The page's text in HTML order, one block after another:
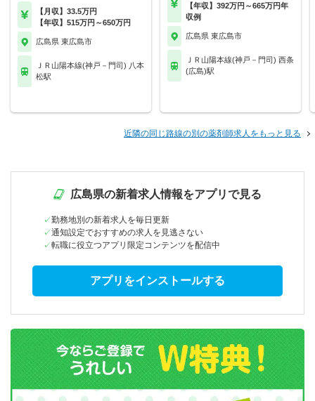
【月収】33.5万円
【年収】515万円～650万円
広島県 東広島市
ＪＲ山陽本線(神戸－門司) 八本
松駅
【年収】392万円～665万円年
収例
広島県 東広島市
ＪＲ山陽本線(神戸－門司) 西条
(広島)駅
近隣の同じ路線の別の薬剤師求人をもっと見る
広島県の新着求人情報をアプリで見る
勤務地別の新着求人を毎日更新
通知設定でおすすめの求人を見逃さない
転職に役立つアプリ限定コンテンツを配信中
アプリをインストールする